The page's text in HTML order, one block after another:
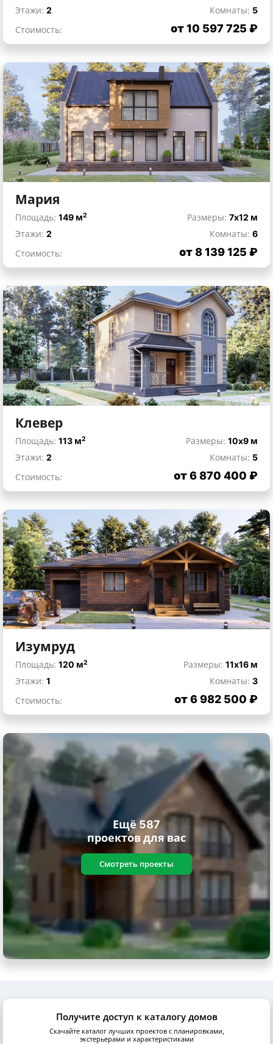
Этажи: 2 Комнаты: 5
Стоимость:
от 10 597 725 ₽
Мария
Площадь: 149 м2 Размеры: 7x12 м
Этажи: 2 Комнаты: 6
Стоимость:
от 8 139 125 ₽
Клевер
Площадь: 113 м2 Размеры: 10x9 м
Этажи: 2 Комнаты: 5
Стоимость:
от 6 870 400 ₽
Изумруд
Площадь: 120 м2 Размеры: 11x16 м
Этажи: 1 Комнаты: 3
Стоимость:
от 6 982 500 ₽
Ещё 587
проектов для вас
Смотреть проекты
Получите доступ к каталогу домов
Скачайте каталог лучших проектов с планировками,
экстерьерами и характеристиками